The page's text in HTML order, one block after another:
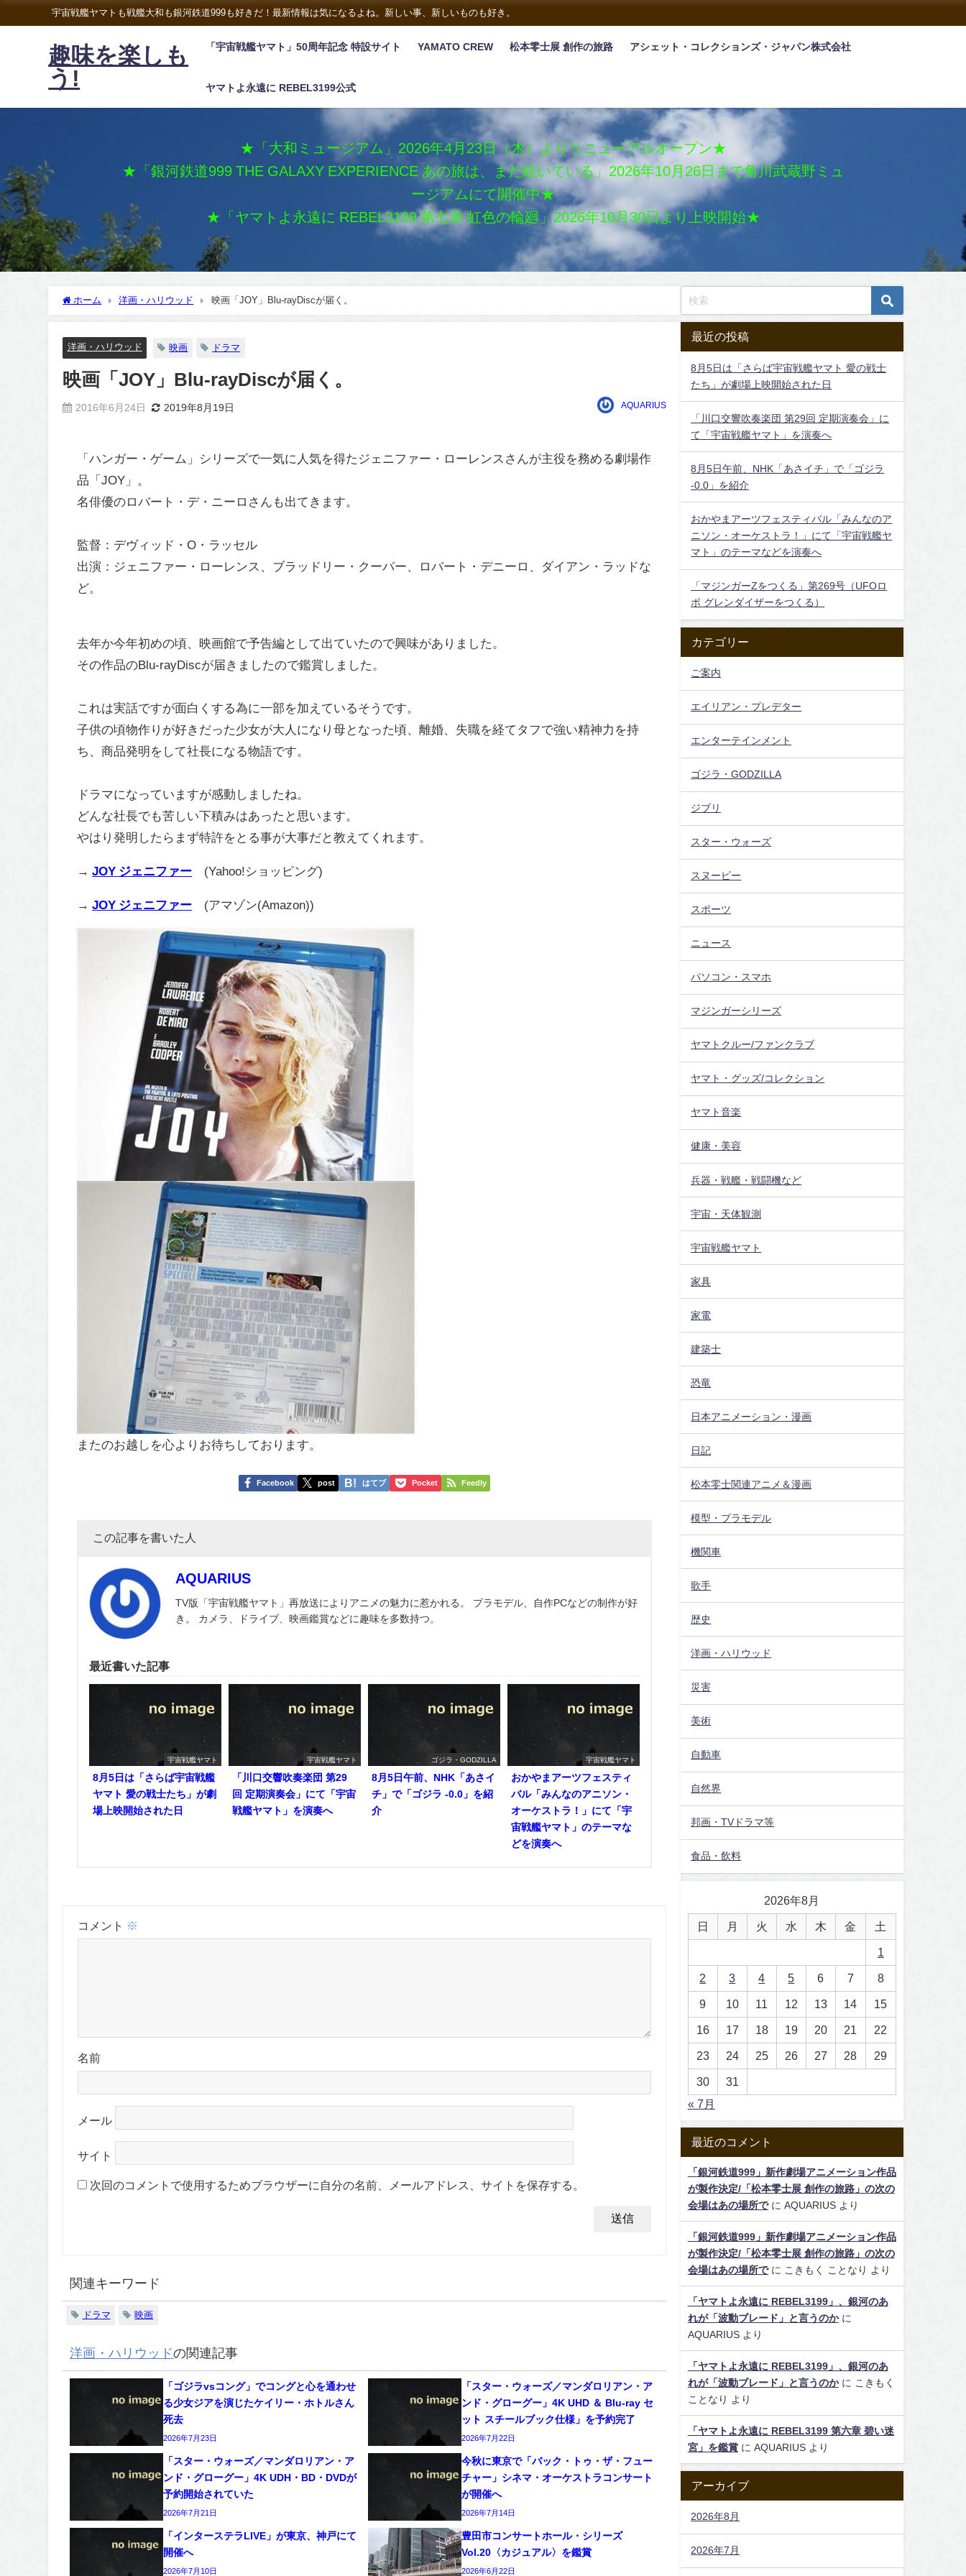
宇宙戦艦ヤマトも戦艦大和も銀河鉄道999も好きだ！最新情報は気になるよね。新しい事、新しいものも好き。
趣味を楽しも
う!
「宇宙戦艦ヤマト」50周年記念 特設サイト YAMATO CREW 松本零士展 創作の旅路 アシェット・コレクションズ・ジャパン株式会社
ヤマトよ永遠に REBEL3199公式
★「大和ミュージアム」2026年4月23日（木）よりリニューアルオープン★
★「銀河鉄道999 THE GALAXY EXPERIENCE あの旅は、まだ続いている」2026年10月26日まで角川武蔵野ミュ
ージアムにて開催中★
★「ヤマトよ永遠に REBEL3199 第七章 虹色の輪廻」2026年10月30日より上映開始★
ホーム 洋画・ハリウッド 映画「JOY」Blu-rayDiscが届く。
洋画・ハリウッド 映画 ドラマ
映画「JOY」Blu-rayDiscが届く。
2016年6月24日 2019年8月19日 AQUARIUS
「ハンガー・ゲーム」シリーズで一気に人気を得たジェニファー・ローレンスさんが主役を務める劇場作
品「JOY」。
名俳優のロバート・デ・ニーロさんも出てきます。
監督：デヴィッド・O・ラッセル
出演：ジェニファー・ローレンス、ブラッドリー・クーパー、ロバート・デニーロ、ダイアン・ラッドな
ど。
去年か今年初めの頃、映画館で予告編として出ていたので興味がありました。
その作品のBlu-rayDiscが届きましたので鑑賞しました。
これは実話ですが面白くする為に一部を加えているそうです。
子供の頃物作りが好きだった少女が大人になり母となった頃、離婚、失職を経てタフで強い精神力を持
ち、商品発明をして社長になる物語です。
ドラマになっていますが感動しましたね。
どんな社長でも苦しい下積みはあったと思います。
やはり発明したらまず特許をとる事が大事だと教えてくれます。
→JOY ジェニファー (Yahoo!ショッピング)
→JOY ジェニファー (アマゾン(Amazon))
またのお越しを心よりお待ちしております。
Facebook post はてブ Pocket Feedly
この記事を書いた人
AQUARIUS
TV版「宇宙戦艦ヤマト」再放送によりアニメの魅力に惹かれる。 プラモデル、自作PCなどの制作が好
き。 カメラ、ドライブ、映画鑑賞などに趣味を多数持つ。
最近書いた記事
宇宙戦艦ヤマト
8月5日は「さらば宇宙戦艦
ヤマト 愛の戦士たち」が劇
場上映開始された日
宇宙戦艦ヤマト
「川口交響吹奏楽団 第29
回 定期演奏会」にて「宇宙
戦艦ヤマト」を演奏へ
ゴジラ・GODZILLA
8月5日午前、NHK「あさイ
チ」で「ゴジラ -0.0」を紹
介
宇宙戦艦ヤマト
おかやまアーツフェスティ
バル「みんなのアニソン・
オーケストラ！」にて「宇
宙戦艦ヤマト」のテーマな
どを演奏へ
コメント ※
名前
メール
サイト
次回のコメントで使用するためブラウザーに自分の名前、メールアドレス、サイトを保存する。
関連キーワード
ドラマ 映画
洋画・ハリウッドの関連記事
「ゴジラvsコング」でコングと心を通わせ
る少女ジアを演じたケイリー・ホトルさん
死去
2026年7月23日
「スター・ウォーズ／マンダロリアン・ア
ンド・グローグー」4K UHD ＆ Blu-ray セ
ット スチールブック仕様」を予約完了
2026年7月22日
「スター・ウォーズ／マンダロリアン・ア
ンド・グローグー」4K UDH・BD・DVDが
予約開始されていた
2026年7月21日
今秋に東京で「バック・トゥ・ザ・フュー
チャー」シネマ・オーケストラコンサート
が開催へ
2026年7月14日
「インターステラLIVE」が東京、神戸にて
開催へ
2026年7月10日
豊田市コンサートホール・シリーズ
Vol.20〈カジュアル〉を鑑賞
2026年6月22日
最近の投稿
8月5日は「さらば宇宙戦艦ヤマト 愛の戦士
たち」が劇場上映開始された日
「川口交響吹奏楽団 第29回 定期演奏会」に
て「宇宙戦艦ヤマト」を演奏へ
8月5日午前、NHK「あさイチ」で「ゴジラ
-0.0」を紹介
おかやまアーツフェスティバル「みんなのア
ニソン・オーケストラ！」にて「宇宙戦艦ヤ
マト」のテーマなどを演奏へ
「マジンガーZをつくる」第269号（UFOロ
ボ グレンダイザーをつくる）
カテゴリー
ご案内
エイリアン・プレデター
エンターテインメント
ゴジラ・GODZILLA
ジブリ
スター・ウォーズ
スヌーピー
スポーツ
ニュース
パソコン・スマホ
マジンガーシリーズ
ヤマトクルー/ファンクラブ
ヤマト・グッズ/コレクション
ヤマト音楽
健康・美容
兵器・戦艦・戦闘機など
宇宙・天体観測
宇宙戦艦ヤマト
家具
家電
建築士
恐竜
日本アニメーション・漫画
日記
松本零士関連アニメ＆漫画
模型・プラモデル
機関車
歌手
歴史
洋画・ハリウッド
災害
美術
自動車
自然界
邦画・TVドラマ等
食品・飲料
2026年8月
日 月 火 水 木 金 土
1
2 3 4 5 6 7 8
9 10 11 12 13 14 15
16 17 18 19 20 21 22
23 24 25 26 27 28 29
30
31
« 7月
最近のコメント
「銀河鉄道999」新作劇場アニメーション作品
が製作決定/「松本零士展 創作の旅路」の次の
会場はあの場所でに AQUARIUSより
「銀河鉄道999」新作劇場アニメーション作品
が製作決定/「松本零士展 創作の旅路」の次の
会場はあの場所でに こきもく ことなり より
「ヤマトよ永遠に REBEL3199」、銀河のあ
れが「波動ブレード」と言うのかに
AQUARIUSより
「ヤマトよ永遠に REBEL3199」、銀河のあ
れが「波動ブレード」と言うのかに
こきもく
ことなり
より
「ヤマトよ永遠に REBEL3199 第六章 碧い迷
宮」を鑑賞に AQUARIUSより
アーカイブ
2026年8月
2026年7月